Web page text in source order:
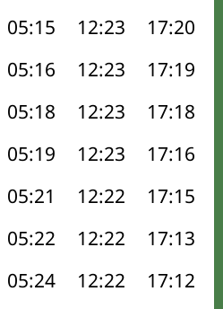
05:15 12:23 17:20
05:16 12:23 17:19
05:18 12:23 17:18
05:19 12:23 17:16
05:21 12:22 17:15
05:22 12:22 17:13
05:24 12:22 17:12